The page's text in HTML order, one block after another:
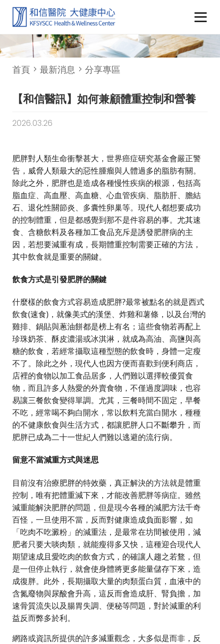
首頁 最新消息 分享專區
【和信醫訊】如何兼顧體重控制和營養
2026.03.26
肥胖對人類生命衝擊甚大，世界癌症研究基金會嚴正警
告，威脅人類最大的惡性腫瘤與人體過多的脂肪有關。
除此之外，肥胖也是造成各種慢性疾病的根源，包括高
脂血症、高血壓、高血糖、心血管疾病、脂肪肝、膽結
石、退化性關節炎、多囊性卵巢等。現代人都想要成功
的控制體重，但是都感覺到那不是件容易的事。尤其速
食、含糖飲料及各種加工食品充斥是誘發肥胖病的主
因，若想要減重有成，長期體重控制需要正確的方法，
其中飲食就是重要的關鍵。
飲食方式是引發肥胖的關鍵
什麼樣的飲食方式容易造成肥胖?最常被點名的就是西式
飲食(速食)，就像美式的漢堡、炸雞和薯條，以及台灣的
雞排、鍋貼與蔥油餅都是榜上有名；這些食物若再配上
珍珠奶茶、酥皮濃湯或冰淇淋，就成為高油、高鹽與高
糖的飲食，若經常攝取這種型態的飲食時，身體一定瘦
不了。除此之外，現代人也因方便而喜歡到便利商店，
店裡的食物以加工食品居多，人們難以選擇較優質食
物，而且許多人熱愛的外賣食物，不僅過度調味，也容
易讓三餐飲食變得單調。尤其，三餐時間不固定，早餐
不吃，經常喝不夠白開水，常以飲料充當白開水，種種
的不健康飲食與生活方式，都讓肥胖人口不斷攀升，而
肥胖已成為二十一世紀人們難以逃避的流行病。
留意不當減重方式與迷思
目前沒有治療肥胖的特效藥，真正解決的方法就是體重
控制，唯有把體重減下來，才能改善肥胖等病症。雖然
減重能解決肥胖的問題，但是現今各種的減肥方法千奇
百怪，一旦使用不當，反而對健康造成負面影響，如
「吃肉不吃澱粉」的減重法，是最常在坊間被使用，減
肥者只要大啖肉類，就能瘦得多又快，這種迎合現代人
期望速成且愛吃肉的飲食方式，的確讓人趨之若鶩，但
是一但停止執行，就會使身體將更多能量儲存下來，造
成復胖。此外，長期攝取大量的肉類蛋白質，血液中的
含氮廢物與尿酸會升高，這反而會造成肝、腎負擔，加
速骨質流失以及腸胃失調、便秘等問題，對於減重的利
益反而弊多於利。
網路或資訊所提供的許多減重觀念，大多似是而非，反